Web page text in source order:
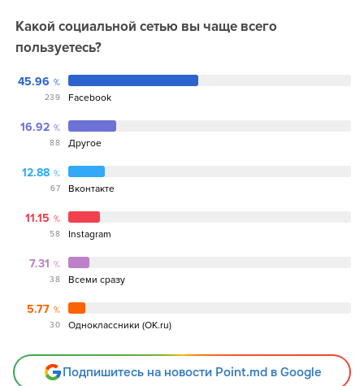
Какой социальной сетью вы чаще всего
пользуетесь?
45.96
239 Facebook
16.92
88 Другое
12.88
67 Вконтакте
11.15
58 Instagram
7.31
38 Всеми сразу
5.77
30 Одноклассники (OK.ru)
Подпишитесь на новости Point.md в Google